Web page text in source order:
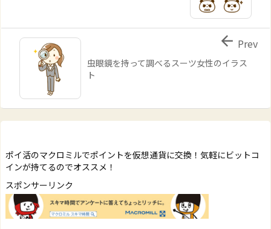
虫眼鏡を持って調べるスーツ女性のイラス
ト
 Prev
ポイ活のマクロミルでポイントを仮想通貨に交換！気軽にビットコ
インが持てるのでオススメ！
スポンサーリンク